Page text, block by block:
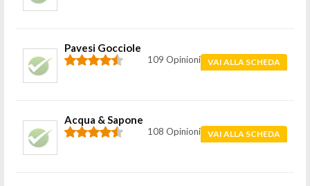
Pavesi Gocciole
109 Opinioni VAI ALLA SCHEDA
Acqua & Sapone
108 Opinioni VAI ALLA SCHEDA